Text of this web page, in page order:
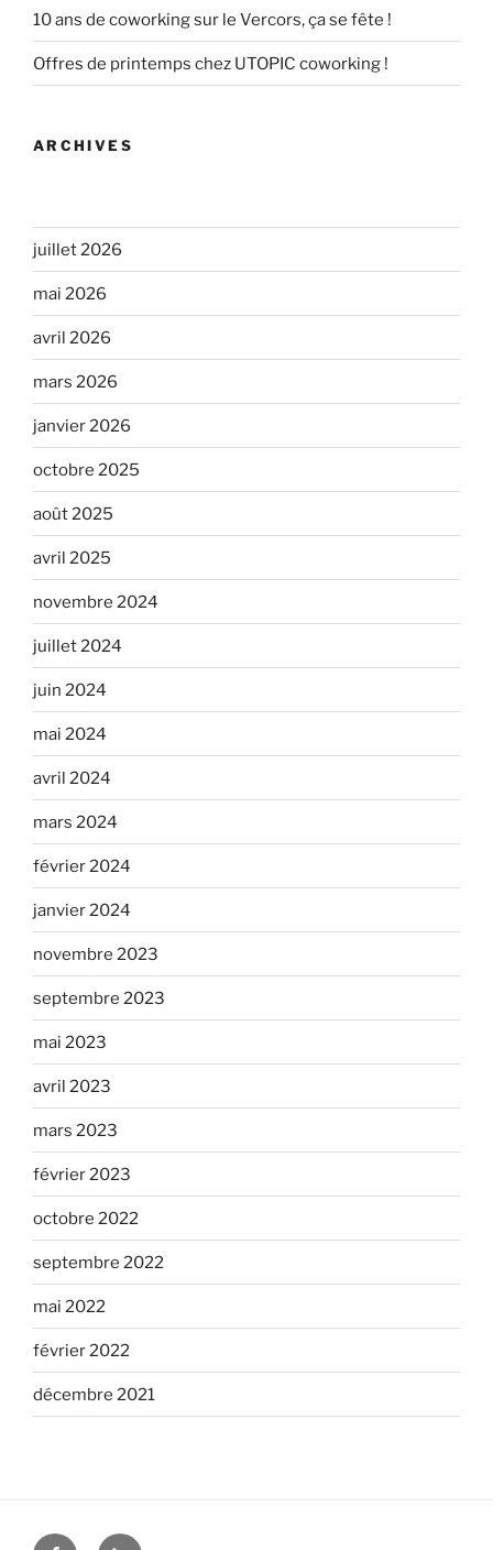
10 ans de coworking sur le Vercors, ça se fête !
Offres de printemps chez UTOPIC coworking !
ARCHIVES
juillet 2026
mai 2026
avril 2026
mars 2026
janvier 2026
octobre 2025
août 2025
avril 2025
novembre 2024
juillet 2024
juin 2024
mai 2024
avril 2024
mars 2024
février 2024
janvier 2024
novembre 2023
septembre 2023
mai 2023
avril 2023
mars 2023
février 2023
octobre 2022
septembre 2022
mai 2022
février 2022
décembre 2021